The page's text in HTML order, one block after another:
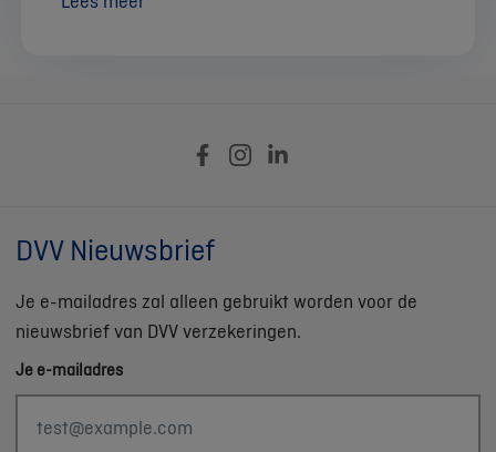
DVV Nieuwsbrief
Je e-mailadres zal alleen gebruikt worden voor de
nieuwsbrief van DVV verzekeringen.
Je e-mailadres